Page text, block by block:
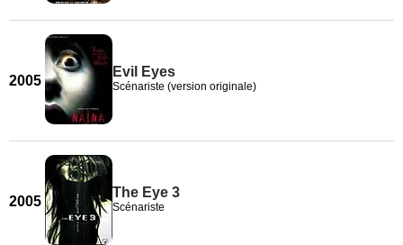
2005
Evil Eyes
Scénariste (version originale)
2005
The Eye 3
Scénariste